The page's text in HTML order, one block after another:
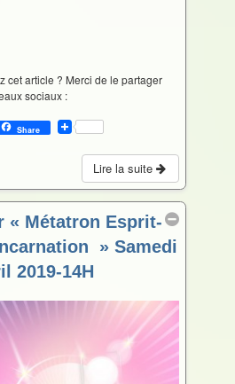
cet article ? Merci de le partager
sociaux :
Share
Lire la suite
« Métatron Esprit-
» Samedi
2019-14H